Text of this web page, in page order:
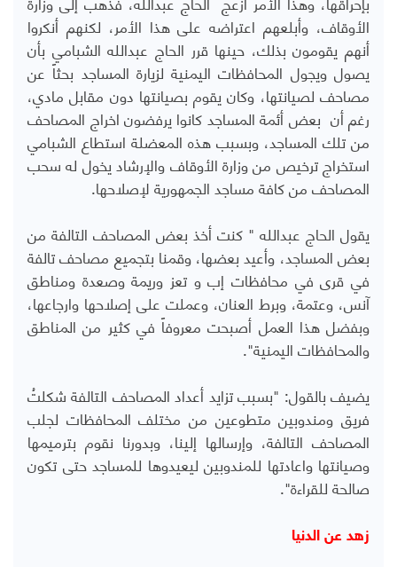
الأوقاف، وأبلعهم اعتراضه على هذا الأمر، لكنهم أنكروا
أنهم يقومون بذلك، حينها قرر الحاج عبدالله الشبامي بأن
يصول ويجول المحافظات اليمنية لزيارة المساجد بحثاً عن
مصاحف لصيانتها، وكان يقوم بصيانتها دون مقابل مادي،
رغم أن بعض أئمة المساجد كانوا يرفضون اخراج المصاحف
من تلك المساجد، وبسبب هذه المعضلة استطاع الشبامي
استخراج ترخيص من وزارة الأوقاف والإرشاد يخول له سحب
المصاحف من كافة مساجد الجمهورية لإصلاحها.
يقول الحاج عبدالله " كنت أخذ بعض المصاحف التالفة من
بعض المساجد، وأعيد بعضها، وقمنا بتجميع مصاحف تالفة
في قرى في محافظات إب و تعز وريمة وصعدة ومناطق
آنس، وعتمة، وبرط العنان، وعملت على إصلاحها وارجاعها،
وبفضل هذا العمل أصبحت معروفاً في كثير من المناطق
والمحافظات اليمنية".
يضيف بالقول: "بسبب تزايد أعداد المصاحف التالفة شكلتُ
فريق ومندوبين متطوعين من مختلف المحافظات لجلب
المصاحف التالفة، وإرسالها إلينا، وبدورنا نقوم بترميمها
وصيانتها واعادتها للمندوبين ليعيدوها للمساجد حتى تكون
صالحة للقراءة".
زهد عن الدنيا